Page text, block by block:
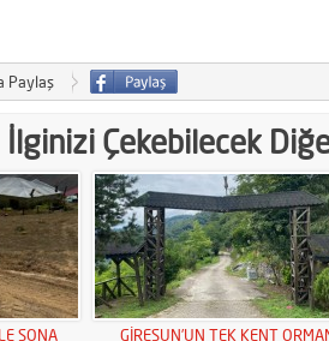
Paylaş
İlginizi Çekebilecek
SONA
GİRESUN’UN TEK KENT